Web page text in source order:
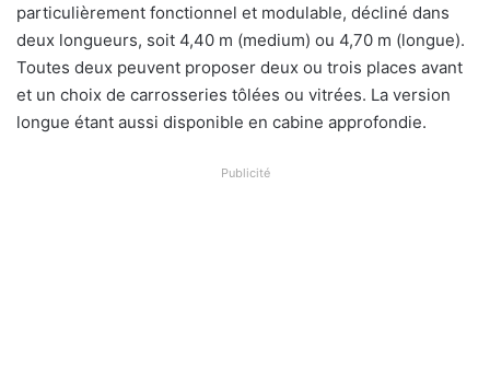
particulièrement fonctionnel et modulable, décliné dans
deux longueurs, soit 4,40 m (medium) ou 4,70 m (longue).
Toutes deux peuvent proposer deux ou trois places avant
et un choix de carrosseries tôlées ou vitrées. La version
longue étant aussi disponible en cabine approfondie.
Publicité